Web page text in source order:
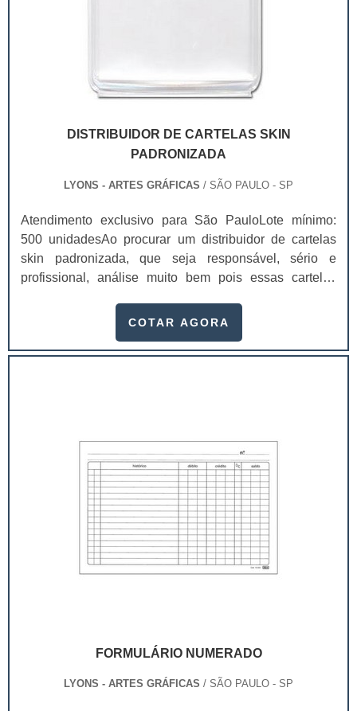
DISTRIBUIDOR DE CARTELAS SKIN
PADRONIZADA
LYONS - ARTES GRÁFICAS / SÃO PAULO - SP
Atendimento exclusivo para São PauloLote mínimo:
500 unidadesAo procurar um distribuidor de cartelas
skin padronizada, que seja responsável, sério e
profissional, análise muito bem pois essas cartelas
produto.A busca por empresas sérias para adquirir esse
podem assegurar aos clientes características pontuais
COTAR AGORA
FORMULÁRIO NUMERADO
LYONS - ARTES GRÁFICAS / SÃO PAULO - SP